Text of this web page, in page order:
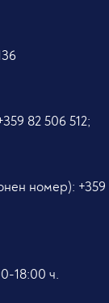
82 506 512;
номер): +359
18:00 ч.